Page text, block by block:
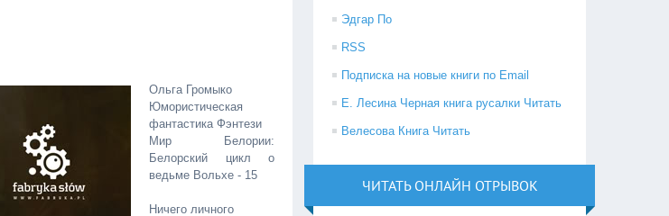
Ольга Громыко
Юмористическая
фантастика Фэнтези
Мир Белории:
Белорский цикл о
ведьме Вольхе - 15
Ничего личного
Эдгар По
RSS
Подписка на новые книги по Email
Е. Лесина Черная книга русалки Читать
Велесова Книга Читать
ЧИТАТЬ ОНЛАЙН ОТРЫВОК